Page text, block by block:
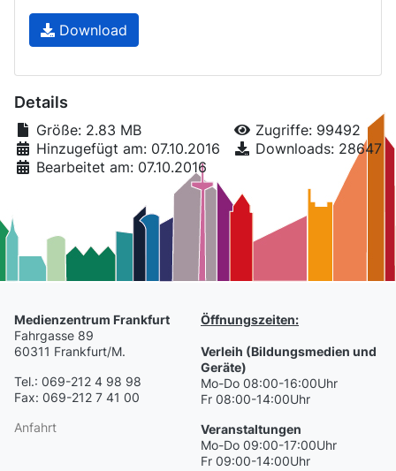
Download
Details
Größe: 2.83 MB
Hinzugefügt am: 07.10.2016
Bearbeitet am: 07.10.2016
Zugriffe: 99492
Downloads: 28647
Medienzentrum Frankfurt
Fahrgasse 89
60311 Frankfurt/M.
Tel.: 069-212 4 98 98
Fax: 069-212 7 41 00
Anfahrt
Öffnungszeiten:
Verleih (Bildungsmedien und
Geräte)
Mo-Do 08:00-16:00Uhr
Fr 08:00-14:00Uhr
Veranstaltungen
Mo-Do 09:00-17:00Uhr
Fr 09:00-14:00Uhr